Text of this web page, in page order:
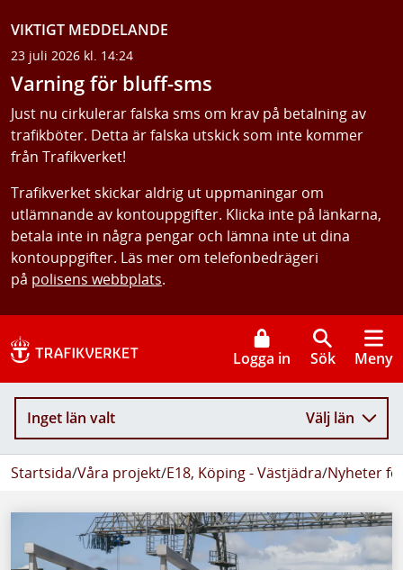
VIKTIGT MEDDELANDE
23 juli 2026 kl. 14:24
Varning för bluff-sms
Just nu cirkulerar falska sms om krav på betalning av
trafikböter. Detta är falska utskick som inte kommer
från Trafikverket!
Trafikverket skickar aldrig ut uppmaningar om
utlämnande av kontouppgifter. Klicka inte på länkarna,
betala inte in några pengar och lämna inte ut dina
kontouppgifter. Läs mer om telefonbedrägeri
på polisens webbplats.
Logga in Sök Meny
Inget län valt Välj län
Startsida/Våra projekt/E18, Köping - Västjädra/Nyheter